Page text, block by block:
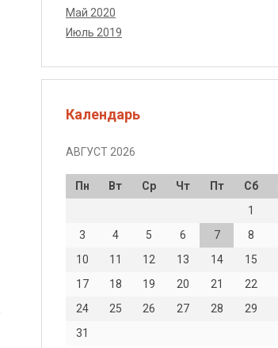
Май 2020
Июль 2019
Календарь
АВГУСТ 2026
Пн Вт Ср Чт Пт Сб
1
3
4 5 6 7 8
10
11 12 13 14 15
17
18 19 20 21 22
24
25 26 27 28 29
31